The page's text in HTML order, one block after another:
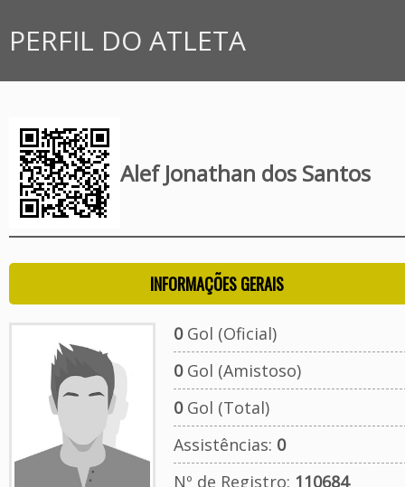
PERFIL DO ATLETA
Alef Jonathan dos Santos
INFORMAÇÕES GERAIS
0Gol (Oficial)
0Gol (Amistoso)
0Gol (Total)
Assistências: 0
Nº de Registro: 110684